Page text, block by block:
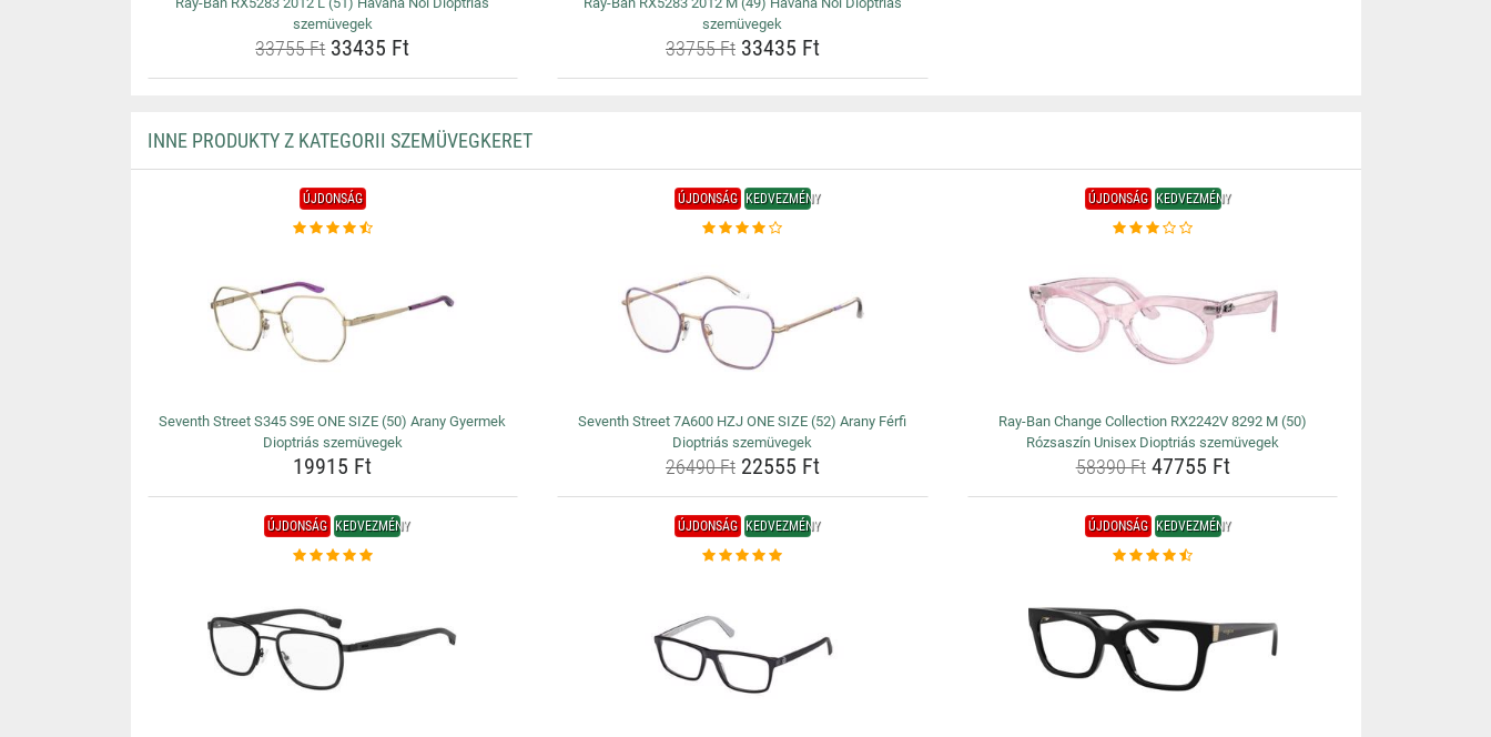
szemüvegek
33755 Ft33435 Ft
szemüvegek
33755 Ft33435 Ft
INNE PRODUKTY Z KATEGORII SZEMÜVEGKERET
ÚJDONSÁG
Seventh Street S345 S9E ONE SIZE (50) Arany Gyermek
Dioptriás szemüvegek
19915 Ft
ÚJDONSÁG KEDVEZMÉNY
Seventh Street 7A600 HZJ ONE SIZE (52) Arany Férfi
Dioptriás szemüvegek
26490 Ft22555 Ft
ÚJDONSÁG KEDVEZMÉNY
Ray-Ban Change Collection RX2242V 8292 M (50)
Rózsaszín Unisex Dioptriás szemüvegek
58390 Ft47755 Ft
ÚJDONSÁG KEDVEZMÉNY ÚJDONSÁG KEDVEZMÉNY ÚJDONSÁG KEDVEZMÉNY